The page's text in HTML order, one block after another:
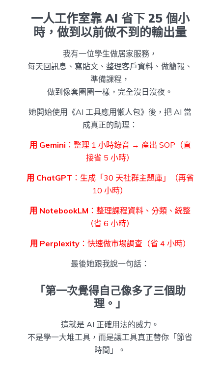
一人工作室靠 AI 省下 25 個小
時，做到以前做不到的輸出量
我有一位學生做居家服務，
每天回訊息、寫貼文、整理客戶資料、做簡報、
準備課程，
做到像套圈圈一樣，完全沒日沒夜。
她開始使用《AI 工具應用懶人包》後，把 AI 當
成真正的助理：
用 Gemini ：整理 1 小時錄音 → 產出 SOP（直
接省 5 小時）
用 ChatGPT ：生成「30 天社群主題庫」（再省
10 小時）
用 NotebookLM ：整理課程資料、分類、統整
（省 6 小時）
用 Perplexity：快速做市場調查（省 4 小時）
最後她跟我說一句話：
「第一次覺得自己像多了三個助
理。」
這就是 AI 正確用法的威力。
不是學一大堆工具，而是讓工具真正替你「節省
時間」。